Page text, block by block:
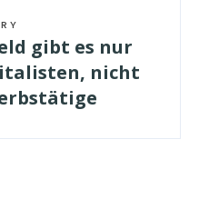
gibt es nur
nicht